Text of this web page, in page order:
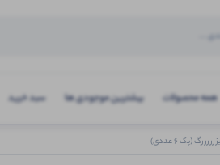
همه محصولات بیشترین موجودی ها سبد خرید
(پک 6 عددی)